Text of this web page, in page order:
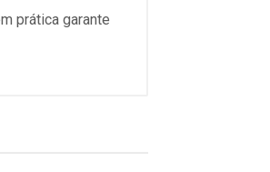
prática garante